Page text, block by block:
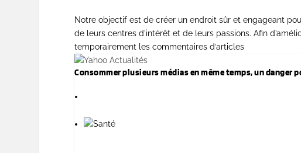
Notre objectif est de créer un endroit sûr et engageant
de leurs centres d’intérêt et de leurs passions. Afin
temporairement les commentaires d’articles
Consommer plusieurs médias en même temps, un danger